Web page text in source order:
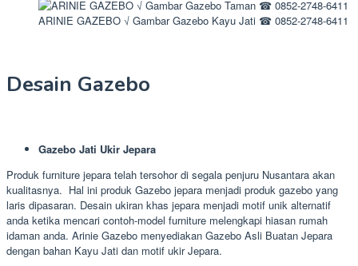
ARINIE GAZEBO √ Gambar Gazebo Kayu Jati ☎ 0852-2748-6411
Desain Gazebo
Gazebo Jati Ukir Jepara
Produk furniture jepara telah tersohor di segala penjuru Nusantara akan
kualitasnya. Hal ini produk Gazebo jepara menjadi produk gazebo yang
laris dipasaran. Desain ukiran khas jepara menjadi motif unik alternatif
anda ketika mencari contoh-model furniture melengkapi hiasan rumah
idaman anda. Arinie Gazebo menyediakan Gazebo Asli Buatan Jepara
dengan bahan Kayu Jati dan motif ukir Jepara.